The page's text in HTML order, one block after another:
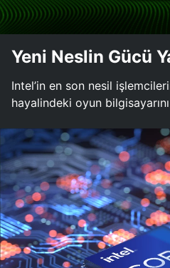
Yeni Neslin Gücü
Intel’in en son nesil
hayalindeki oyun